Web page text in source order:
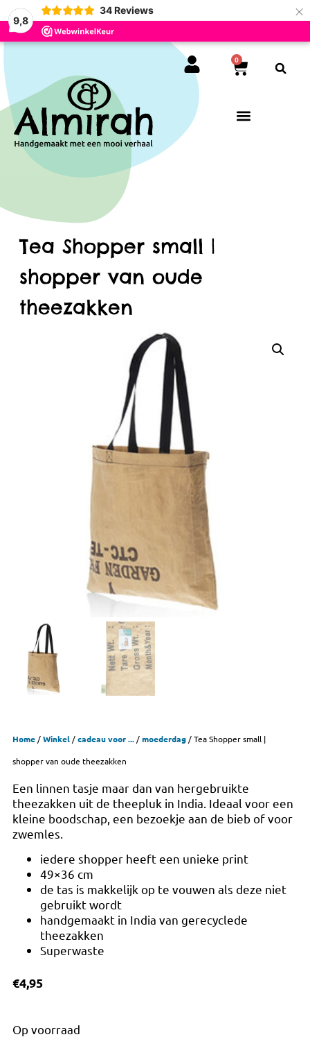
9,8
34 Reviews ×
0
Tea Shopper small |
shopper van oude
theezakken
Home/Winkel/cadeau voor .../moederdag/ Tea Shopper small |
shopper van oude theezakken
Een linnen tasje maar dan van hergebruikte
theezakken uit de theepluk in India. Ideaal voor een
kleine boodschap, een bezoekje aan de bieb of voor
zwemles.
iedere shopper heeft een unieke print
49×36 cm
de tas is makkelijk op te vouwen als deze niet
gebruikt wordt
handgemaakt in India van gerecyclede
theezakken
Superwaste
€4,95
Op voorraad